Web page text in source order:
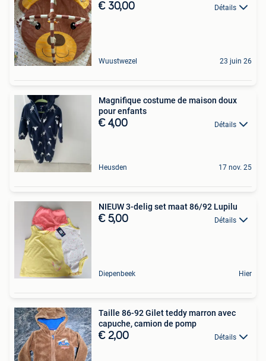
€ 30,00 Détails
Wuustwezel 23 juin 26
Magnifique costume de maison doux
pour enfants
€ 4,00 Détails
Heusden 17 nov. 25
NIEUW 3-delig set maat 86/92 Lupilu
€ 5,00 Détails
Diepenbeek Hier
Taille 86-92 Gilet teddy marron avec
capuche, camion de pomp
€ 2,00 Détails